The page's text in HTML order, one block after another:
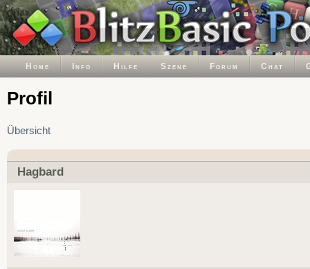
Home Info Hilfe Szene Forum Chat
Profil
Übersicht
Hagbard